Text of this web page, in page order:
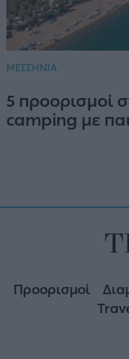
ΜΕΣΣΗΝΙΑ
5 προορισμοί
camping με
Προορισμοί